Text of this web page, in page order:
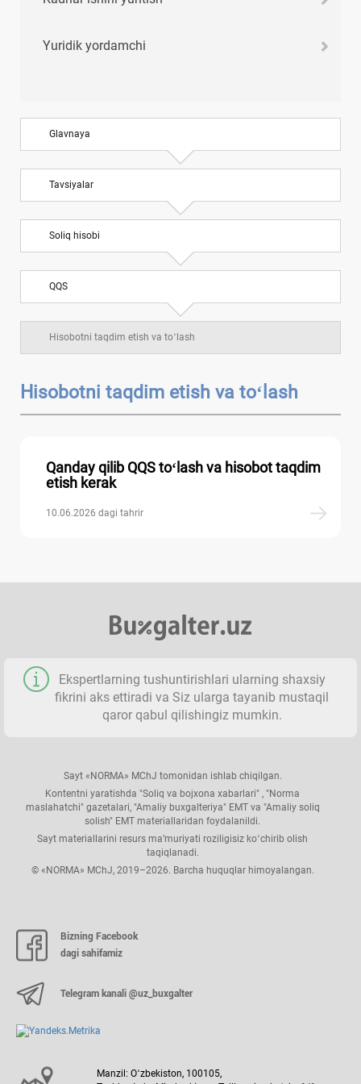
Yuridik yordamchi
Glavnaya
Tavsiyalar
Soliq hisobi
QQS
Hisobotni taqdim etish va toʻlash
Hisobotni taqdim etish va toʻlash
Qanday qilib QQS toʻlash va hisobot taqdim
etish kerak
10.06.2026 dagi tahrir
Ekspertlarning tushuntirishlari ularning shaхsiy
fikrini aks ettiradi va Siz ularga tayanib mustaqil
qaror qabul qilishingiz mumkin.
Sayt «NORMA» MChJ tomonidan ishlab chiqilgan.
Kontentni yaratishda "Soliq va bojхona хabarlari" , "Norma
maslahatchi" gazetalari, "Amaliy buхgalteriya" EMT va "Amaliy soliq
solish" EMT materiallaridan foydalanildi.
Sayt materiallarini resurs ma’muriyati roziligisiz koʻchirib olish
taqiqlanadi.
© «NORMA» MChJ, 2019–2026. Barcha huquqlar himoyalangan.
Bizning Facebook
dagi sahifamiz
Telegram kanali @uz_buxgalter
Manzil: Oʻzbekiston, 100105,